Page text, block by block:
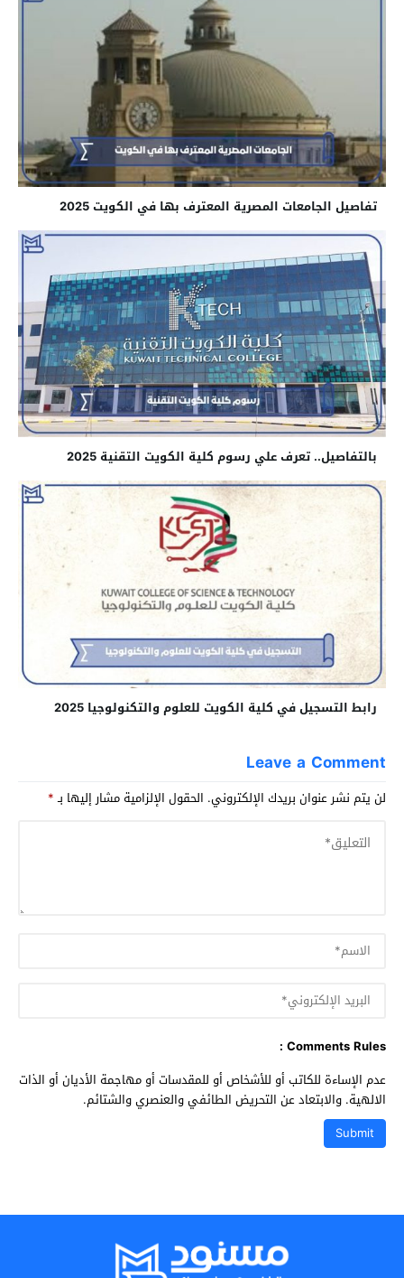
تفاصيل الجامعات المصرية المعترف بها في الكويت 2025
بالتفاصيل.. تعرف علي رسوم كلية الكويت التقنية 2025
رابط التسجيل في كلية الكويت للعلوم والتكنولوجيا 2025
Leave a Comment
لن يتم نشر عنوان بريدك الإلكتروني. الحقول الإلزامية مشار إليها بـ*
Comments Rules :
عدم الإساءة للكاتب أو للأشخاص أو للمقدسات أو مهاجمة الأديان أو الذات
الالهية. والابتعاد عن التحريض الطائفي والعنصري والشتائم.